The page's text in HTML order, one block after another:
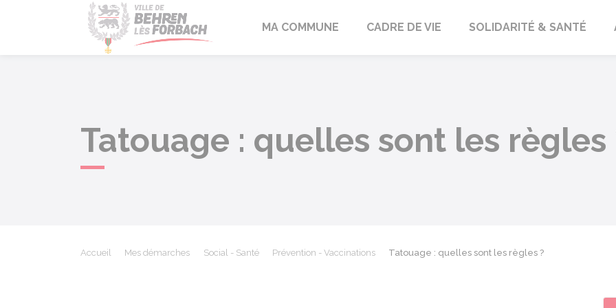
Behren-lès-Forbach
MA COMMUNE CADRE DE VIE SOLIDARITÉ & SANTÉ
Tatouage : quelles sont les règles
Accueil Mes démarches Social - Santé Prévention - Vaccinations Tatouage : quelles sont les règles ?